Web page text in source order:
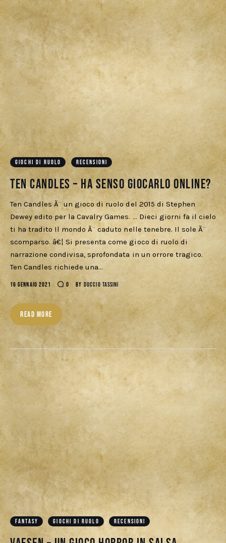
GIOCHI DI RUOLO RECENSIONI
Ten Candles – ha senso giocarlo online?
Ten Candles Ã¨ un gioco di ruolo del 2015 di Stephen
Dewey edito per la Cavalry Games. ... Dieci giorni fa il cielo
ti ha tradito Il mondo Ã¨ caduto nelle tenebre. Il sole Ã¨
scomparso. â€¦ Si presenta come gioco di ruolo di
narrazione condivisa, sprofondata in un orrore tragico.
Ten Candles richiede una…
16 GENNAIO 2021 0 BY DUCCIO TASSINI
READ MORE
FANTASY GIOCHI DI RUOLO RECENSIONI